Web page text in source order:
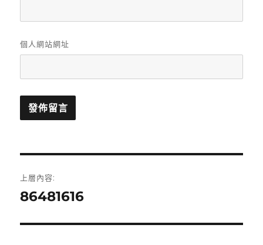
個人網站網址
章
上層內容:
86481616